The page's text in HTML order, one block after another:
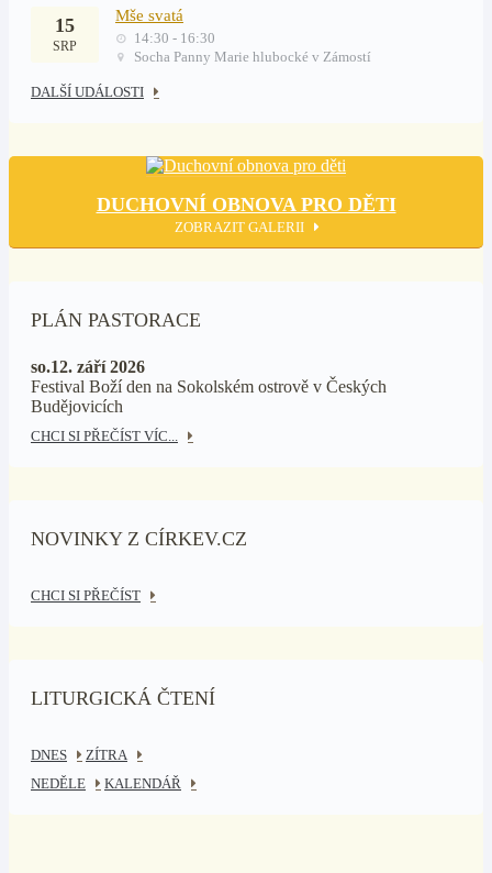
15
SRP
Mše svatá
14:30 - 16:30
Socha Panny Marie hlubocké v Zámostí
DALŠÍ UDÁLOSTI
DUCHOVNÍ OBNOVA PRO DĚTI
ZOBRAZIT GALERII
PLÁN PASTORACE
so.12. září 2026
Festival Boží den na Sokolském ostrově v Českých
Budějovicích
CHCI SI PŘEČÍST VÍC...
NOVINKY Z CÍRKEV.CZ
CHCI SI PŘEČÍST
LITURGICKÁ ČTENÍ
DNES
ZÍTRA
NEDĚLE
KALENDÁŘ